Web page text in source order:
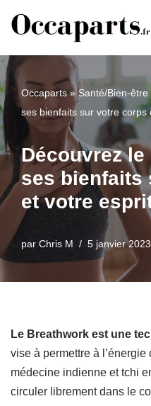
au
Occaparts»Santé/Bien-être
ses bienfaits sur votre corps
Découvrez
ses bienfaits
et votre
par Chris M 5 janvier 2023
Le Breathwork est une
vise à permettre à
médecine indienne et tchi
circuler librement dans le